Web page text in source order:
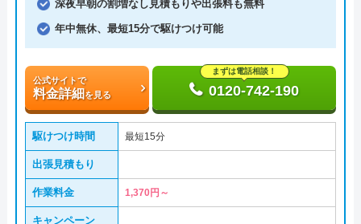
深夜早朝の割増なし見積もりや出張料も無料
年中無休、最短15分で駆けつけ可能
公式サイトで
料金詳細を見る
まずは電話相談！
0120-742-190
駆けつけ時間 最短15分
出張見積もり
作業料金 1,370円～
キャンペーン